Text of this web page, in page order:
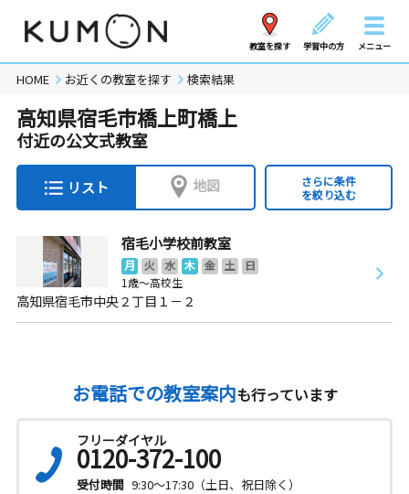
教室を探す 学習中の方 メニュー
HOME お近くの教室を探す 検索結果
高知県宿毛市橋上町橋上
付近の公文式教室
リスト 地図
さらに条件
を絞り込む
宿毛小学校前教室
月 火 水 木 金 土
日
1歳～高校生
高知県宿毛市中央２丁目１－２
お電話での教室案内も行っています
フリーダイヤル
0120-372-100
受付時間 9:30～17:30（土日、祝日除く）